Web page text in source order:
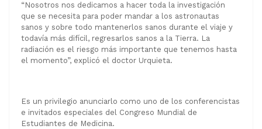
“Nosotros nos dedicamos a hacer toda la investigación
que se necesita para poder mandar a los astronautas
sanos y sobre todo mantenerlos sanos durante el viaje y
todavía más difícil, regresarlos sanos a la Tierra. La
radiación es el riesgo más importante que tenemos hasta
el momento”, explicó el doctor Urquieta.
Es un privilegio anunciarlo como uno de los conferencistas
e invitados especiales del Congreso Mundial de
Estudiantes de Medicina.